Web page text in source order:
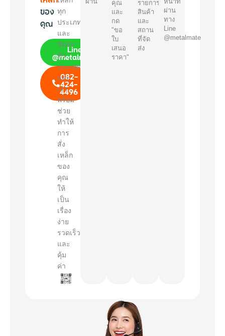
ของ
คุณ
Line
@metalmate
082-
424-
4496
ทุก
ประเภท
และ
จัดส่ง
ทั่ว
ประเทศ
และ
เรา
พร้อม
ช่วย
ทำให้
การ
สั่ง
เหล็ก
ของ
คุณ
ให้
เป็น
เรื่อง
ง่าย
รวดเร็ว
และ
คุ้ม
ค่า
คุณ
และ
กด
"ขอ
ใบ
เสนอ
ราคา"
รายการ
สินค้า
และ
สถาน
ที่จัด
ส่ง
ผ่าน
ทาง
Line
@metalmate